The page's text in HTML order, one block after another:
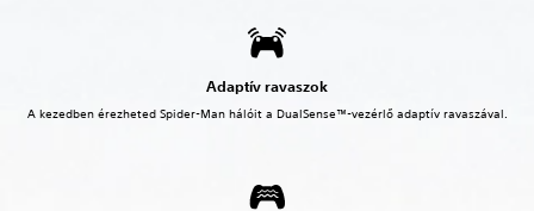
Adaptív ravaszok
A kezedben érezheted Spider-Man hálóit a DualSense™-vezérlő adaptív ravaszával.